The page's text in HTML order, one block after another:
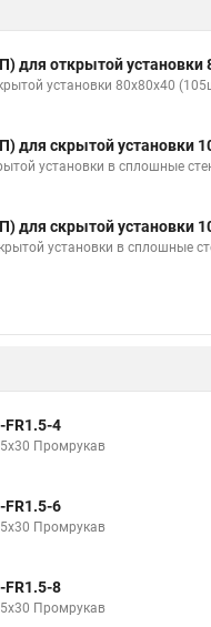
для открытой установки
установки 80х80х40
для скрытой установки
установки в сплошные
для скрытой установки
установки в сплошные
FR1.5-4
Промрукав
FR1.5-6
Промрукав
FR1.5-8
Промрукав